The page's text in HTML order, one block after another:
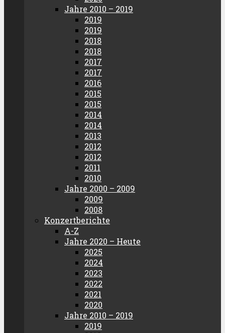
Jahre 2010 – 2019
2019
2019
2018
2018
2017
2017
2016
2015
2015
2014
2014
2013
2012
2012
2011
2010
Jahre 2000 – 2009
2009
2008
Konzertberichte
A-Z
Jahre 2020 – Heute
2025
2024
2023
2022
2021
2020
Jahre 2010 – 2019
2019